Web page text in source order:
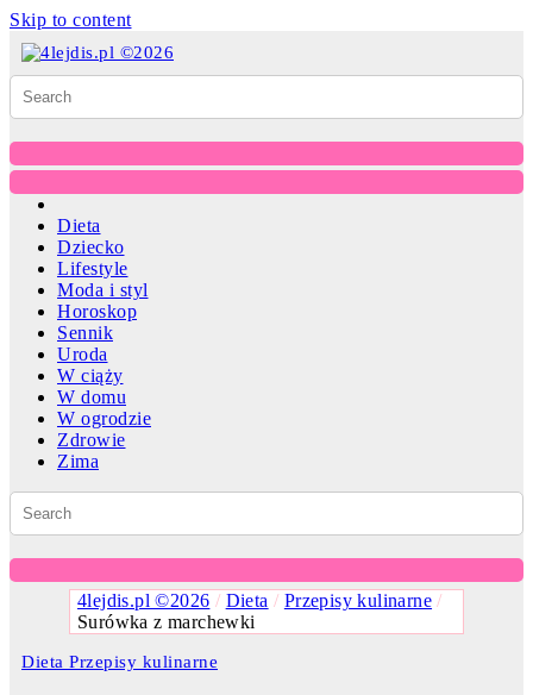
Skip to content
Dieta
Dziecko
Lifestyle
Moda i styl
Horoskop
Sennik
Uroda
W ciąży
W domu
W ogrodzie
Zdrowie
Zima
4lejdis.pl ©2026 / Dieta / Przepisy kulinarne /
Surówka z marchewki
Dieta Przepisy kulinarne